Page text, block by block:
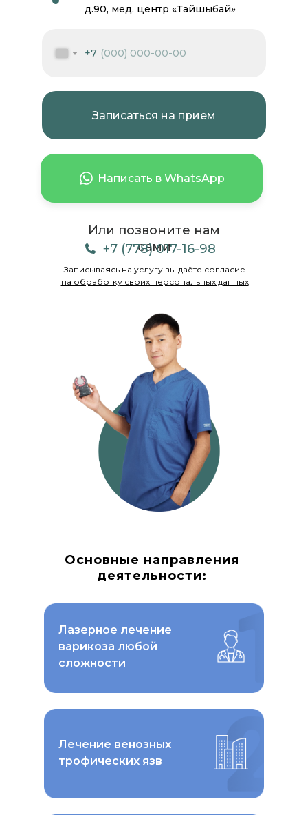
д.90, мед. центр «Тайшыбай»
Записываясь на услугу вы даёте согласие
на обработку своих персональных данных
Или позвоните нам
сами
+7
Записаться на прием
Написать в WhatsApp
+7 (778) 017-16-98
Основные направления
деятельности:
Лазерное лечение
варикоза любой
сложности
Лечение венозных
трофических язв